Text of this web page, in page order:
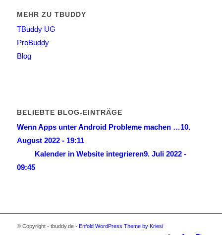
MEHR ZU TBUDDY
TBuddy UG
ProBuddy
Blog
BELIEBTE BLOG-EINTRÄGE
Wenn Apps unter Android Probleme machen …10.
August 2022 - 19:11
Kalender in Website integrieren9. Juli 2022 -
09:45
© Copyright - tbuddy.de - Enfold WordPress Theme by Kriesi